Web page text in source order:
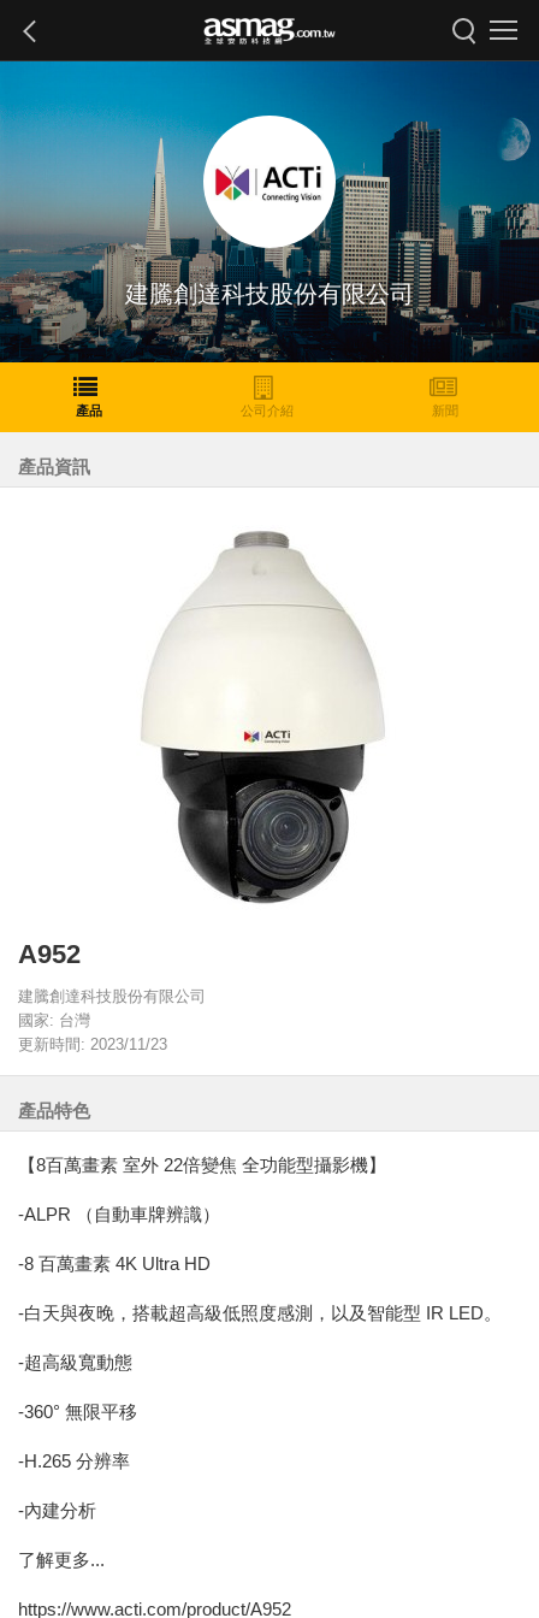
建騰創達科技股份有限公司
產品 公司介紹 新聞
產品資訊
A952
建騰創達科技股份有限公司
國家: 台灣
更新時間: 2023/11/23
產品特色
【8百萬畫素 室外 22倍變焦 全功能型攝影機】
-ALPR （自動車牌辨識）
-8 百萬畫素 4K Ultra HD
-白天與夜晚，搭載超高級低照度感測，以及智能型 IR LED。
-超高級寬動態
-360° 無限平移
-H.265 分辨率
-內建分析
了解更多...
https://www.acti.com/product/A952